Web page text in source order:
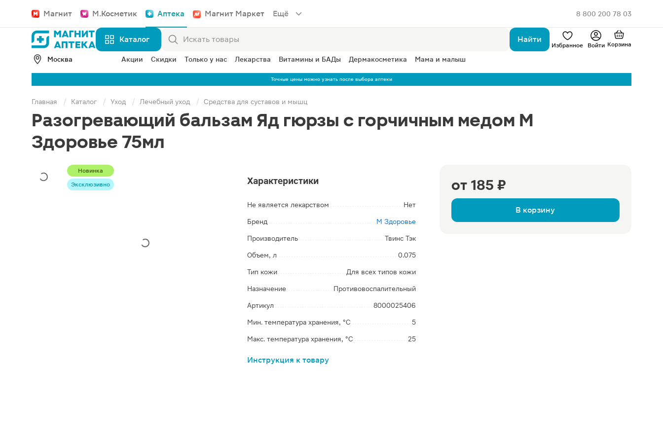
Магнит М.Косметик Аптека Магнит Маркет Ещё 8 800 200 78 03
Каталог Найти
Избранное Войти Корзина
Москва Акции Скидки Только у нас Лекарства Витамины и БАДы Дермакосметика Мама и малыш
Точные цены можно узнать после выбора аптеки
Главная Каталог Уход Лечебный уход Средства для суставов и мышц
Разогревающий бальзам Яд гюрзы с горчичным медом М
Здоровье 75мл
Новинка
Эксклюзивно
от 185 ₽
В корзину
Характеристики
Не является лекарством Нет
Бренд М Здоровье
Производитель Твинс Тэк
Объем, л 0.075
Тип кожи Для всех типов кожи
Назначение Противовоспалительный
Артикул 8000025406
Мин. температура хранения, °C 5
Макс. температура хранения, °C 25
Инструкция к товару